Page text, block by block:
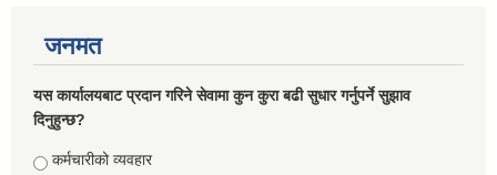
जनमत
यस कार्यालयबाट प्रदान गरिने सेवामा कुन कुरा बढी सुधार गर्नुपर्ने सुझाव
दिनुहुन्छ?
Choices
कर्मचारीको व्यवहार